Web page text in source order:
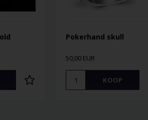
Pokerhand skull
50,00 EUR